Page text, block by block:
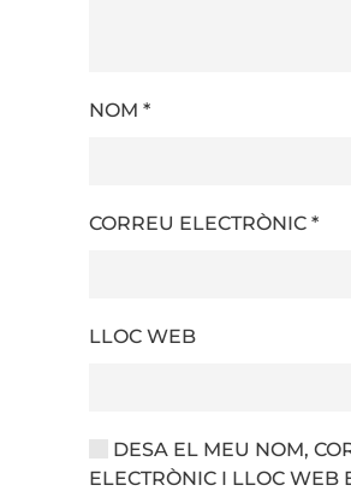
NOM *
CORREU ELECTRÒNIC *
LLOC WEB
DESA EL MEU NOM,
ELECTRÒNIC I LLOC WEB